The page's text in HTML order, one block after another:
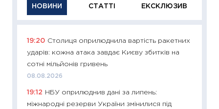
НОВИНИ СТАТТІ ЕКСКЛЮЗИВ
19:20 Столиця оприлюднила вартість ракетних
ударів: кожна атака завдає Києву збитків на
сотні мільйонів гривень
08.08.2026
19:12
НБУ оприлюднив дані за липень:
міжнародні резерви України змінилися під